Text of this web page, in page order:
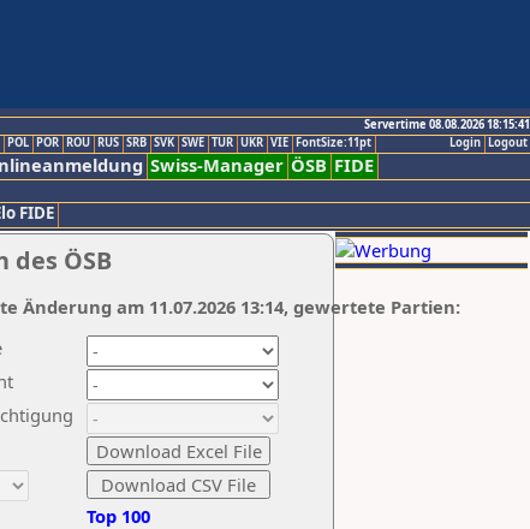
Servertime 08.08.2026 18:15:41
Logout
Login
POL POR ROU RUS SRB SVK SWE TUR UKR VIE FontSize:11pt
Swiss-Manager ÖSB FIDE
FIDE
ÖSB
Top 100
Änderung am 11.07.2026 13:14, gewertete Partien: